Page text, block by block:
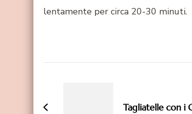
lentamente per circa 20-30 minuti.
Tagliatelle con i